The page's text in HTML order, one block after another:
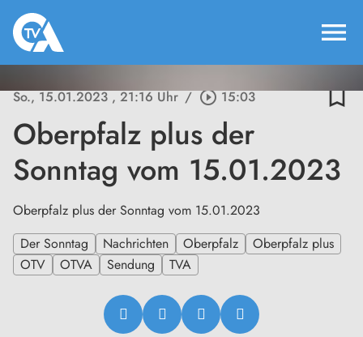
menu
So., 15.01.2023, 21:16 Uhr / play_circle_outline15:03 bookmark_border
Oberpfalz plus der
Sonntag vom 15.01.2023
Oberpfalz plus der Sonntag vom 15.01.2023
Der Sonntag
Nachrichten Oberpfalz
Oberpfalz plus
OTV
OTVA Sendung TVA